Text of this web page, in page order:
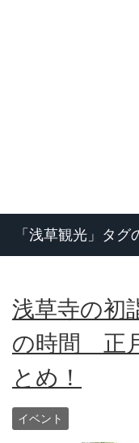
「浅草観光」タグ
浅草寺の初
の時間 正
とめ！
イベント